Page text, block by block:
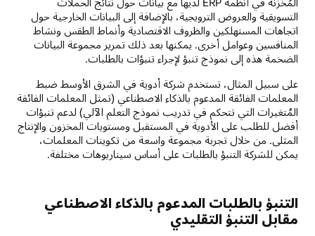
التسويقية والعروض الترويجية، بالإضافة إلى البيانات الخارجية حول
اتجاهات المستهلكين والظروف الاقتصادية وأنماط الطقس ونشاط
المنافسين وعوامل أخرى. يمكنها بعد ذلك تمرير مجموعة البيانات
الضخمة هذه إلى نموذج تنبؤ لإجراء تنبؤات بالطلبات.
على سبيل المثال، تستخدم شركة أدوية في الشرق الأوسط ضبط
المعلمات الفائقة المدعوم بالذكاء الاصطناعي (تمثل المعلمات الفائقة
المُتغيرات التي تتحكم في تدريب نموذج التعلم الآلي) لدعم تنبؤات
أفضل للطلب على الأدوية في المستقبل ومستويات المخزون والإنتاج
المثلى. من خلال تجربة مجموعة واسعة من تكوينات المعلمات،
يمكن للشركة التنبؤ بالطلبات على أساس سيناريوهات مختلفة.
التنبؤ بالطلبات المدعوم بالذكاء الاصطناعي
مقابل التنبؤ التقليدي